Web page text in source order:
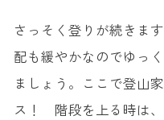
さっそく登りが続きま
配も緩やかなのでゆっ
ましょう。ここで登山
ス！ 階段を上る時は